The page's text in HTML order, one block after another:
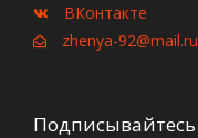
ВКонтакте
zhenya-92@mail.ru
Подписывайтесь